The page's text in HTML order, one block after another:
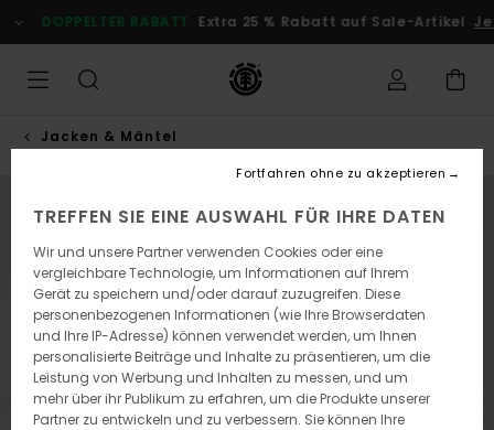
zur
Produktinformation
DOPPELTER RABATT Extra 25 % Rabatt auf Sale-Artikel
Jacken & Mäntel
TREFFEN SIE EINE AUSWAHL FÜR IHRE DATEN
Wir und unsere Partner verwenden Cookies oder eine
vergleichbare Technologie, um Informationen auf Ihrem
Gerät zu speichern und/oder darauf zuzugreifen. Diese
personenbezogenen Informationen (wie Ihre Browserdaten
und Ihre IP-Adresse) können verwendet werden, um Ihnen
personalisierte Beiträge und Inhalte zu präsentieren, um die
Leistung von Werbung und Inhalten zu messen, und um
mehr über ihr Publikum zu erfahren, um die Produkte unserer
Partner zu entwickeln und zu verbessern. Sie können Ihre
Fortfahren ohne zu akzeptieren